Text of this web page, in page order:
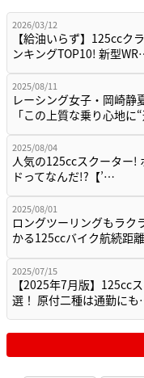
2026/03/12
【給油いらず】125ccク
ンキングTOP10! 新型
2025/08/11
レーシング女子・岡崎静
「この上質な乗り心地に
2025/08/04
人気の125ccスクーター!
ドってなんだ!?【’…
2025/08/01
ロングツーリングもラク
かる125ccバイク航続距
2025/07/15
【2025年7月版】125cc
選！ 原付二種は通勤に